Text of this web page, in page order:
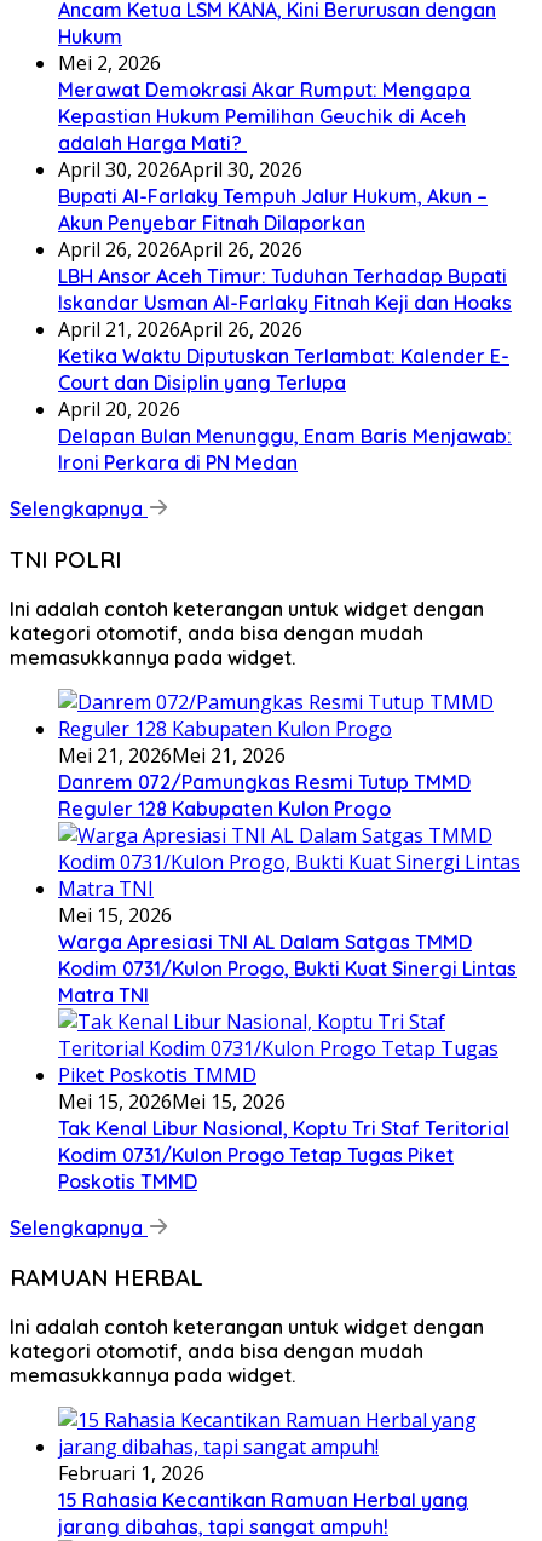
Ancam Ketua LSM KANA, Kini Berurusan dengan
Hukum
Mei 2, 2026
Merawat Demokrasi Akar Rumput: Mengapa
Kepastian Hukum Pemilihan Geuchik di Aceh
adalah Harga Mati? ‎
April 30, 2026April 30, 2026
Bupati Al-Farlaky Tempuh Jalur Hukum, Akun –
Akun Penyebar Fitnah Dilaporkan
April 26, 2026April 26, 2026
LBH Ansor Aceh Timur: Tuduhan Terhadap Bupati
Iskandar Usman Al-Farlaky Fitnah Keji dan Hoaks
April 21, 2026April 26, 2026
Ketika Waktu Diputuskan Terlambat: Kalender E-
Court dan Disiplin yang Terlupa
April 20, 2026
Delapan Bulan Menunggu, Enam Baris Menjawab:
Ironi Perkara di PN Medan
Selengkapnya
TNI POLRI
Ini adalah contoh keterangan untuk widget dengan
kategori otomotif, anda bisa dengan mudah
memasukkannya pada widget.
Mei 21, 2026Mei 21, 2026
Danrem 072/Pamungkas Resmi Tutup TMMD
Reguler 128 Kabupaten Kulon Progo
Mei 15, 2026
Warga Apresiasi TNI AL Dalam Satgas TMMD
Kodim 0731/Kulon Progo, Bukti Kuat Sinergi Lintas
Matra TNI
Mei 15, 2026Mei 15, 2026
Tak Kenal Libur Nasional, Koptu Tri Staf Teritorial
Kodim 0731/Kulon Progo Tetap Tugas Piket
Poskotis TMMD
Selengkapnya
RAMUAN HERBAL
Ini adalah contoh keterangan untuk widget dengan
kategori otomotif, anda bisa dengan mudah
memasukkannya pada widget.
Februari 1, 2026
15 Rahasia Kecantikan Ramuan Herbal yang
jarang dibahas, tapi sangat ampuh!